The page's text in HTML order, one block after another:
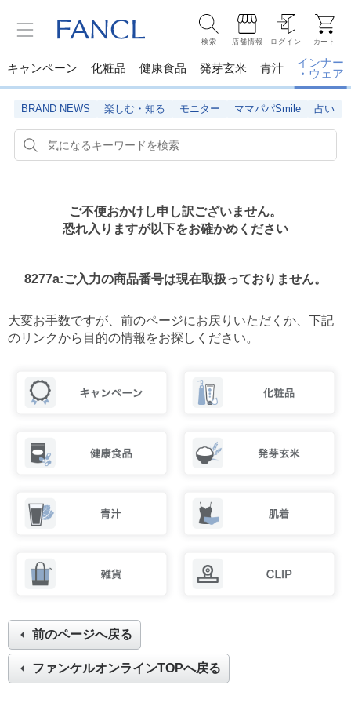
検索 店舗情報 ログイン カート
キャンペーン 化粧品 健康食品 発芽玄米 青汁
インナー
・ウェア
BRAND NEWS 楽しむ・知る モニター ママパパSmile 占い
ご不便おかけし申し訳ございません。
恐れ入りますが以下をお確かめください
8277a:ご入力の商品番号は現在取扱っておりません。
大変お手数ですが、前のページにお戻りいただくか、 下記
のリンクから目的の情報をお探しください。
前のページへ戻る
ファンケルオンラインTOPへ戻る